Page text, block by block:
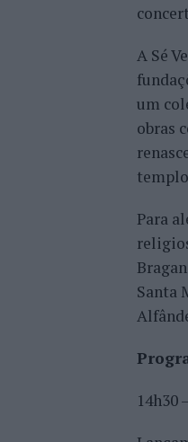
A Sé
um
obras
templo
Para
Santa
14h30